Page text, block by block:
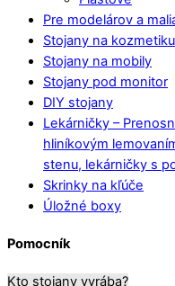
Pre modelárov a
Stojany na kozmetiku
Stojany na mobily
Stojany pod monitor
DIY stojany
Lekárničky –
hliníkovým
stenu, lekárničky s
Skrinky na kľúče
Úložné boxy
Pomocník
Kto stojany vyrába?